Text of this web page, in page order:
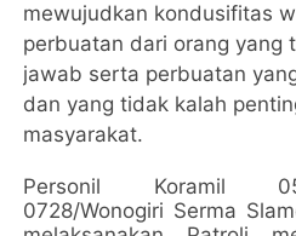
mewujudkan kondusifitas
perbuatan dari orang yang
jawab serta perbuatan
dan yang tidak kalah
masyarakat.
Personil Koramil
0728/Wonogiri Serma